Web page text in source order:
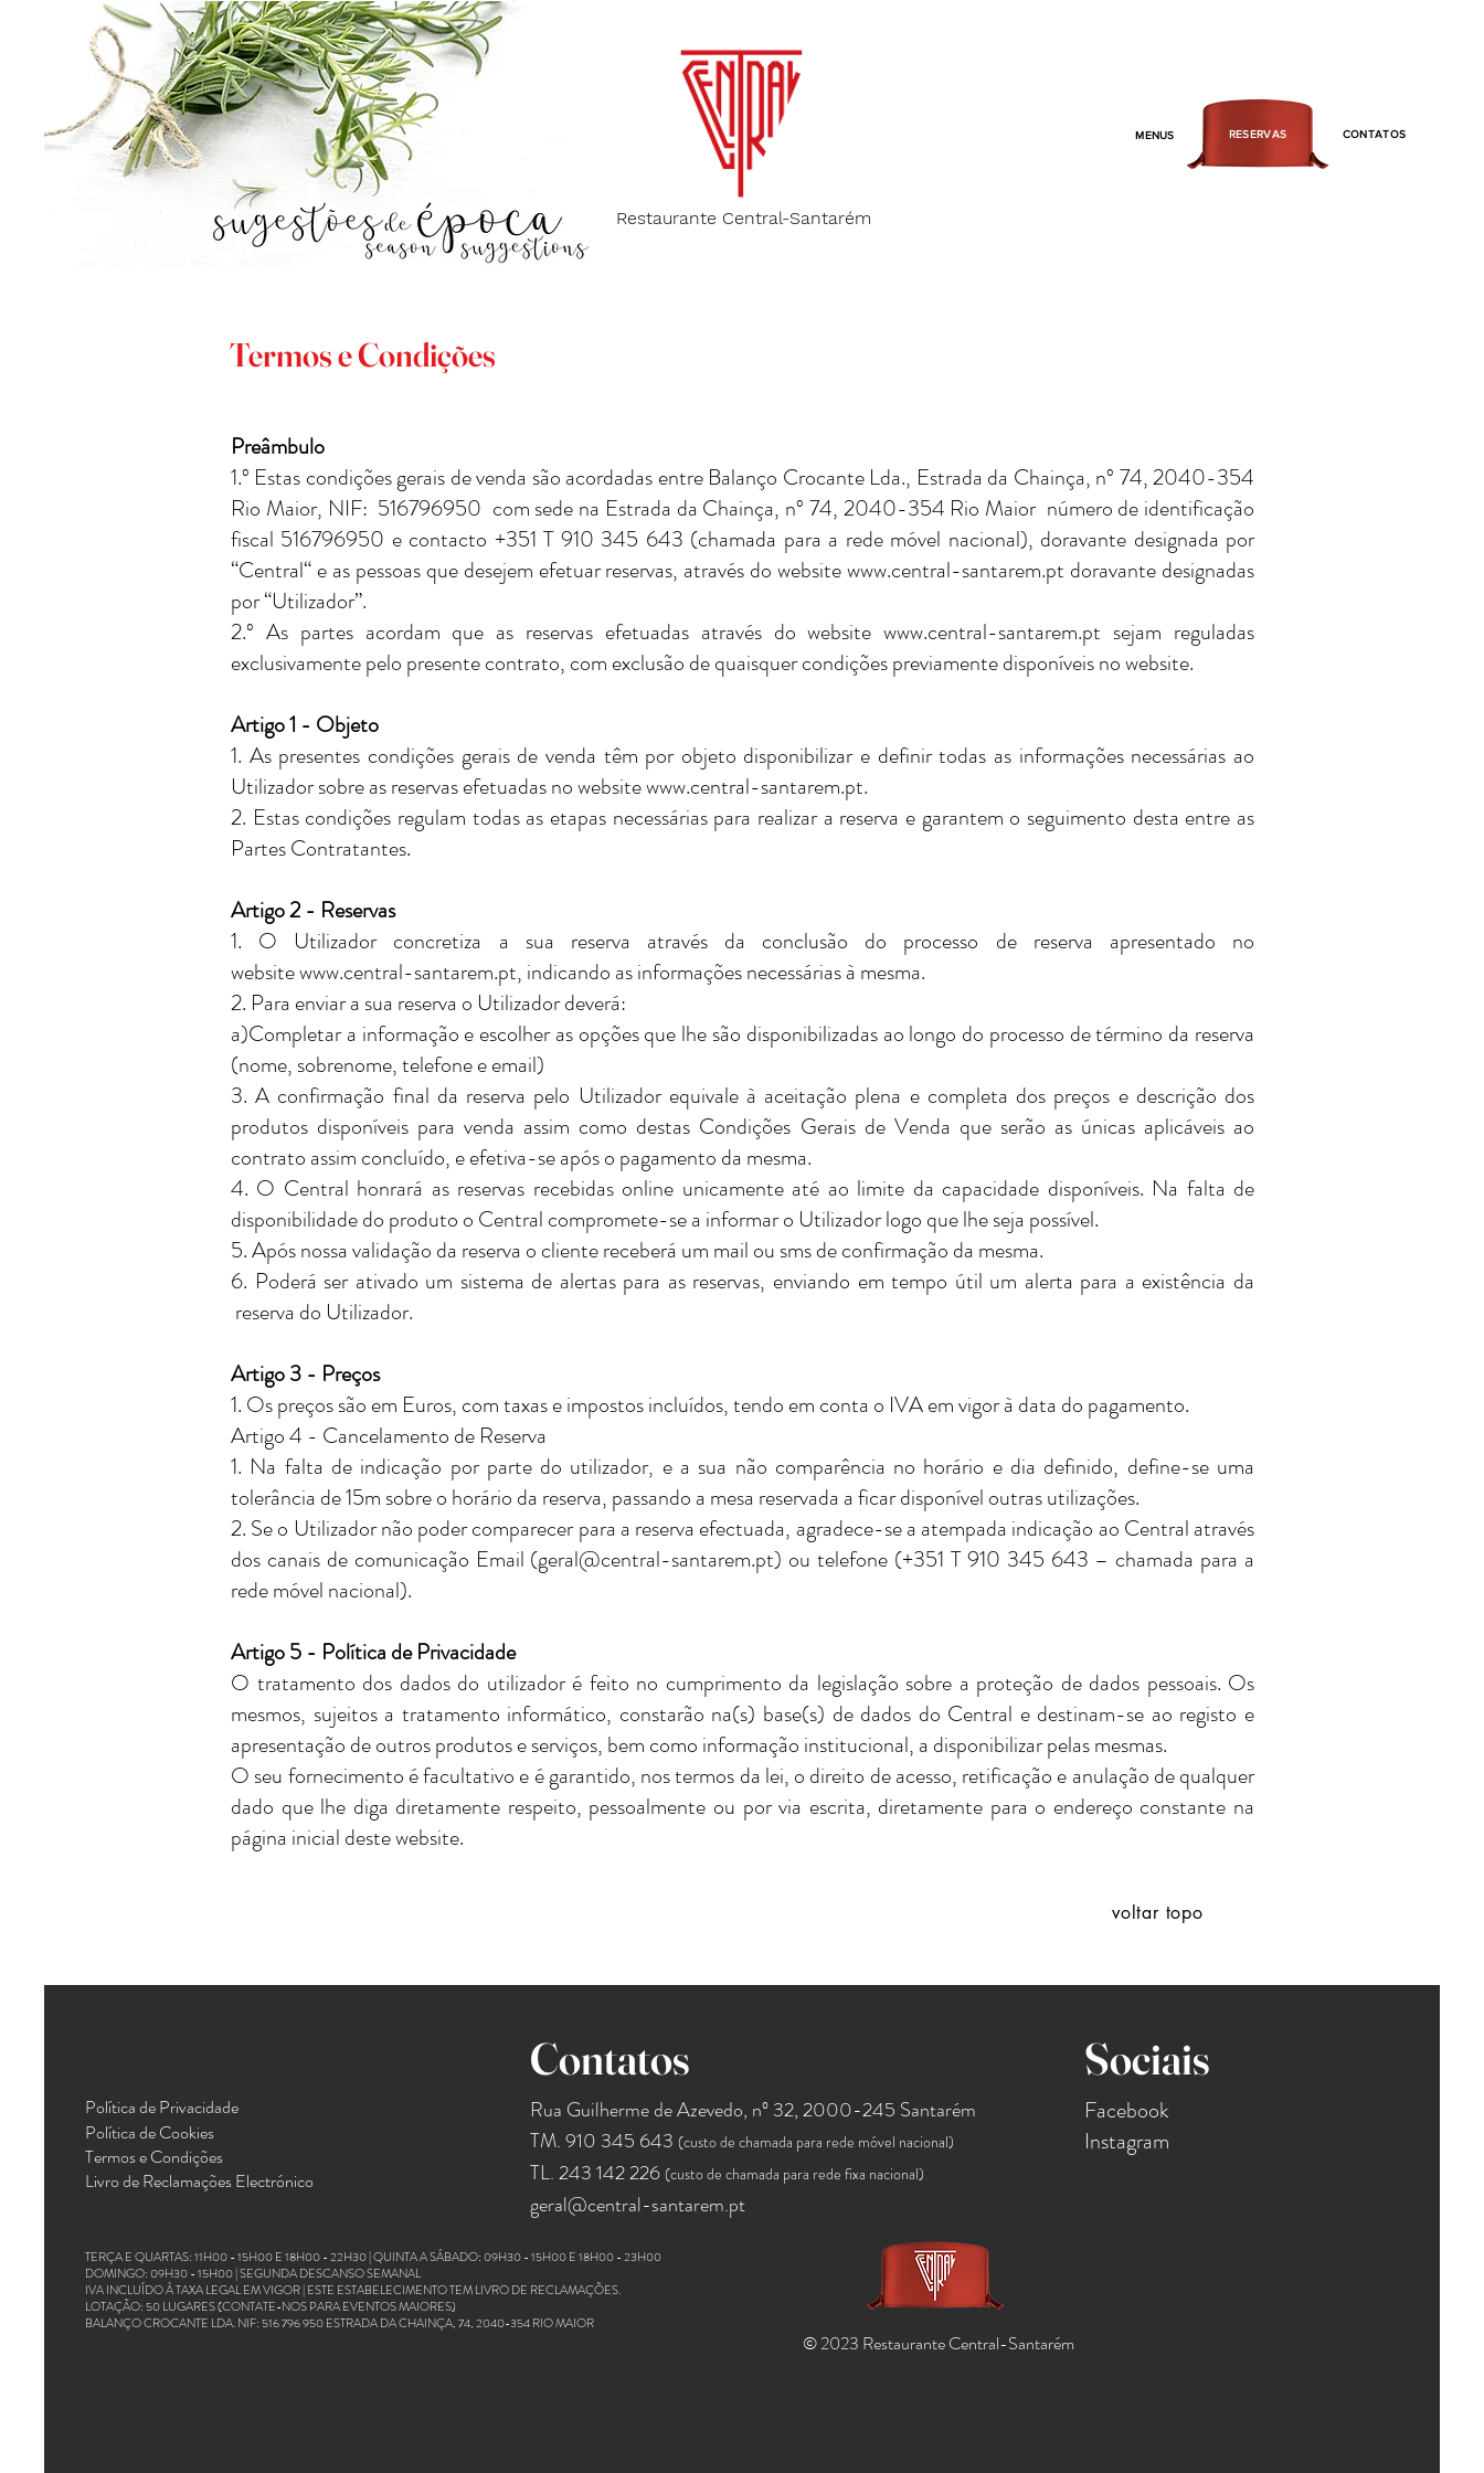
MENUS CONTATOS
RESERVAS
Restaurante Central-Santarém
Termos e Condições
Preâmbulo
1.º Estas condições gerais de venda são acordadas entre Balanço Crocante Lda., Estrada da Chainça, nº 74, 2040-354
Rio Maior, NIF: 516796950 com sede na Estrada da Chainça, nº 74, 2040-354 Rio Maior número de identificação
fiscal 516796950 e contacto +351 T 910 345 643 (chamada para a rede móvel nacional), doravante designada por
“Central“ e as pessoas que desejem efetuar reservas, através do websitewww.central-santarem.pt doravante designadas
por “Utilizador”.
2.º As partes acordam que as reservas efetuadas através do websitewww.central-santarem.pt sejam reguladas
exclusivamente pelo presente contrato, com exclusão de quaisquer condições previamente disponíveis no website.
Artigo 1 - Objeto
1. As presentes condições gerais de venda têm por objeto disponibilizar e definir todas as informações necessárias ao
Utilizador sobre as reservas efetuadas no websitewww.central-santarem.pt.
2. Estas condições regulam todas as etapas necessárias para realizar a reserva e garantem o seguimento desta entre as
Partes Contratantes.
Artigo 2 - Reservas
1. O Utilizador concretiza a sua reserva através da conclusão do processo de reserva apresentado no
websitewww.central-santarem.pt, indicando as informações necessárias à mesma.
2. Para enviar a sua reserva o Utilizador deverá:
a)Completar a informação e escolher as opções que lhe são disponibilizadas ao longo do processo de término da reserva
(nome, sobrenome, telefone e email)
3. A confirmação final da reserva pelo Utilizador equivale à aceitação plena e completa dos preços e descrição dos
produtos disponíveis para venda assim como destas Condições Gerais de Venda que serão as únicas aplicáveis ao
contrato assim concluído, e efetiva-se após o pagamento da mesma.
4. O Central honrará as reservas recebidas online unicamente até ao limite da capacidade disponíveis. Na falta de
disponibilidade do produto o Central compromete-se a informar o Utilizador logo que lhe seja possível.
5. Após nossa validação da reserva o cliente receberá um mail ou sms de confirmação da mesma.
6. Poderá ser ativado um sistema de alertas para as reservas, enviando em tempo útil um alerta para a existência da
reserva do Utilizador.
Artigo 3 - Preços
1. Os preços são em Euros, com taxas e impostos incluídos, tendo em conta o IVA em vigor à data do pagamento.
Artigo 4 - Cancelamento de Reserva
1. Na falta de indicação por parte do utilizador, e a sua não comparência no horário e dia definido, define-se uma
tolerância de 15m sobre o horário da reserva, passando a mesa reservada a ficar disponível outras utilizações.
2. Se o Utilizador não poder comparecer para a reserva efectuada, agradece-se a atempada indicação ao Central através
dos canais de comunicação Email (geral@central-santarem.pt) ou telefone (+351 T 910 345 643 – chamada para a
rede móvel nacional).
Artigo 5 - Política de Privacidade
O tratamento dos dados do utilizador é feito no cumprimento da legislação sobre a proteção de dados pessoais. Os
mesmos, sujeitos a tratamento informático, constarão na(s) base(s) de dados do Central e destinam-se ao registo e
apresentação de outros produtos e serviços, bem como informação institucional, a disponibilizar pelas mesmas.
O seu fornecimento é facultativo e é garantido, nos termos da lei, o direito de acesso, retificação e anulação de qualquer
dado que lhe diga diretamente respeito, pessoalmente ou por via escrita, diretamente para o endereço constante na
página inicial deste website.
voltar topo
Política de Privacidade
Política de Cookies
Termos e Condições
Livro de Reclamações Electrónico
TERÇA E QUARTAS: 11H00 - 15H00 E 18H00 - 22H30 | QUINTA A SÁBADO: 09H30 - 15H00 E 18H00 - 23H00
DOMINGO: 09H30 - 15H00 |SEGUNDA DESCANSO SEMANAL
IVA INCLUÍDO À TAXA LEGAL EM VIGOR |ESTE ESTABELECIMENTO TEM LIVRO DE RECLAMAÇÕES.
LOTAÇÃO: 50 LUGARES (CONTATE-NOS PARA EVENTOS MAIORES)
BALANÇO CROCANTE LDA. NIF: 516 796 950 ESTRADA DA CHAINÇA, 74, 2040-354 RIO MAIOR
Contatos
Rua Guilherme de Azevedo, nº 32, 2000-245 Santarém
TM. 910 345 643 (custo de chamada para rede móvel nacional)
TL. 243 142 226 (custo de chamada para rede fixa nacional)
geral@central-santarem.pt
Sociais
Facebook
Instagram
© 2023 Restaurante Central-Santarém